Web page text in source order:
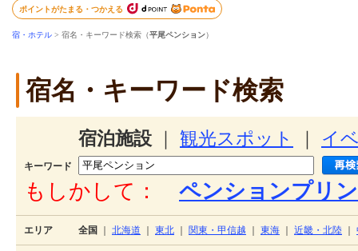
ポイントがたまる・つかえる
宿・ホテル > 宿名・キーワード検索（平尾ペンション）
宿名・キーワード検索
宿泊施設 観光スポット イ
キーワード
もしかして： ペンションプリ
エリア 全国 北海道 東北 関東・甲信越 東海 近畿・北陸